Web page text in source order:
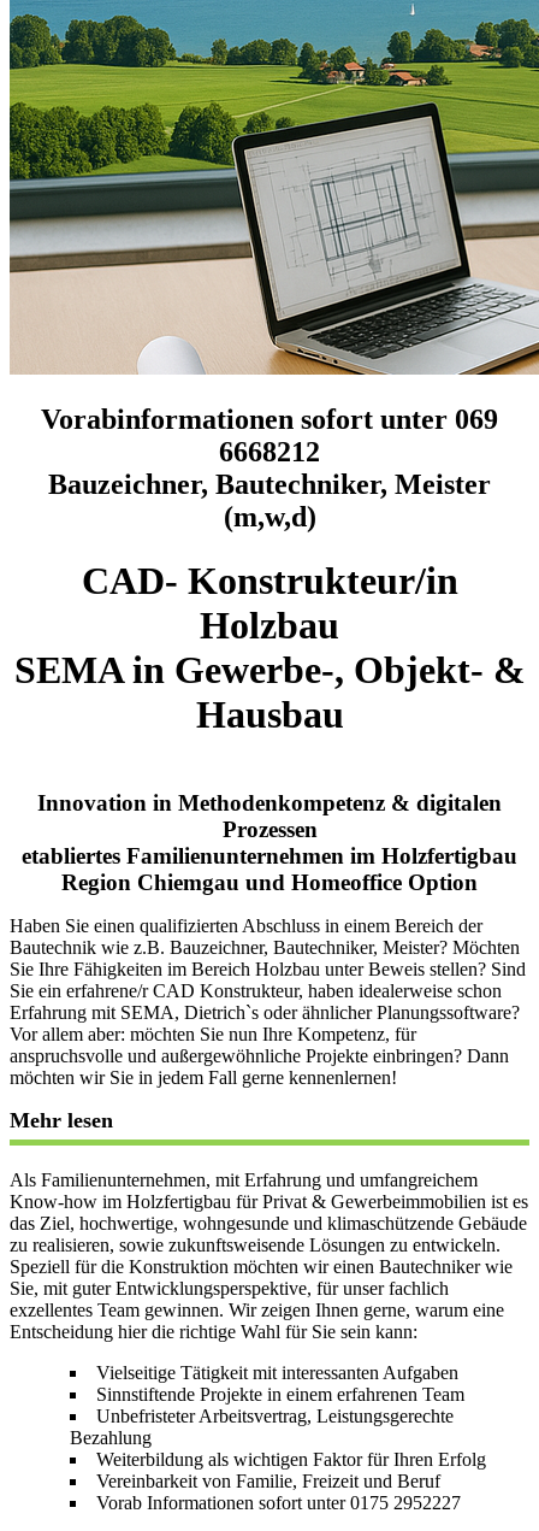
Vorabinformationen sofort unter 069
6668212
Bauzeichner, Bautechniker, Meister
(m,w,d)
CAD- Konstrukteur/in
Holzbau
SEMA in Gewerbe-, Objekt- &
Hausbau
Innovation in Methodenkompetenz & digitalen
Prozessen
etabliertes Familienunternehmen im Holzfertigbau
Region Chiemgau und Homeoffice Option
Haben Sie einen qualifizierten Abschluss in einem Bereich der
Bautechnik wie z.B. Bauzeichner, Bautechniker, Meister? Möchten
Sie Ihre Fähigkeiten im Bereich Holzbau unter Beweis stellen? Sind
Sie ein erfahrene/r CAD Konstrukteur, haben idealerweise schon
Erfahrung mit SEMA, Dietrich`s oder ähnlicher Planungssoftware?
Vor allem aber: möchten Sie nun Ihre Kompetenz, für
anspruchsvolle und außergewöhnliche Projekte einbringen? Dann
möchten wir Sie in jedem Fall gerne kennenlernen!
Mehr lesen
Als Familienunternehmen, mit Erfahrung und umfangreichem
Know-how im Holzfertigbau für Privat & Gewerbeimmobilien ist es
das Ziel, hochwertige, wohngesunde und klimaschützende Gebäude
zu realisieren, sowie zukunftsweisende Lösungen zu entwickeln.
Speziell für die Konstruktion möchten wir einen Bautechniker wie
Sie, mit guter Entwicklungsperspektive, für unser fachlich
exzellentes Team gewinnen. Wir zeigen Ihnen gerne, warum eine
Entscheidung hier die richtige Wahl für Sie sein kann:
Vielseitige Tätigkeit mit interessanten Aufgaben
Sinnstiftende Projekte in einem erfahrenen Team
Unbefristeter Arbeitsvertrag, Leistungsgerechte
Bezahlung
Weiterbildung als wichtigen Faktor für Ihren Erfolg
Vereinbarkeit von Familie, Freizeit und Beruf
Vorab Informationen sofort unter 0175 2952227